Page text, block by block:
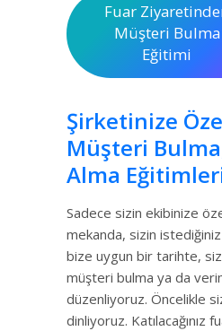
Fuar
Müşteri Bulma
Eğitimi
Şirketinize
Müşteri
Alma
Sadece sizin ekibinize
mekanda, sizin
bize uygun bir tarihte,
müşteri bulma ya da
düzenliyoruz. Öncelikle
dinliyoruz. Katılacağınız